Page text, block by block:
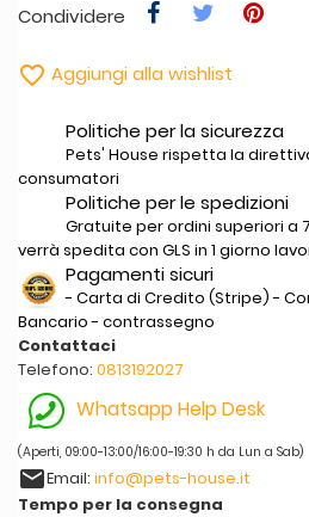
Condividere
 Aggiungi alla wishlist
Politiche per la sicurezza
Pets' House rispetta la
consumatori
Politiche per le spedizioni
Gratuite per ordini superiori a
verrà spedita con GLS in 1 giorno
Pagamenti sicuri
- Carta di Credito (Stripe) -
Bancario - contrassegno
Contattaci
Telefono: 0813192027
Whatsapp Help Desk
(Aperti, 09:00-13:00/16:00-19:30 h da Lun a Sab)
emailEmail: info@pets-house.it
Tempo per la consegna